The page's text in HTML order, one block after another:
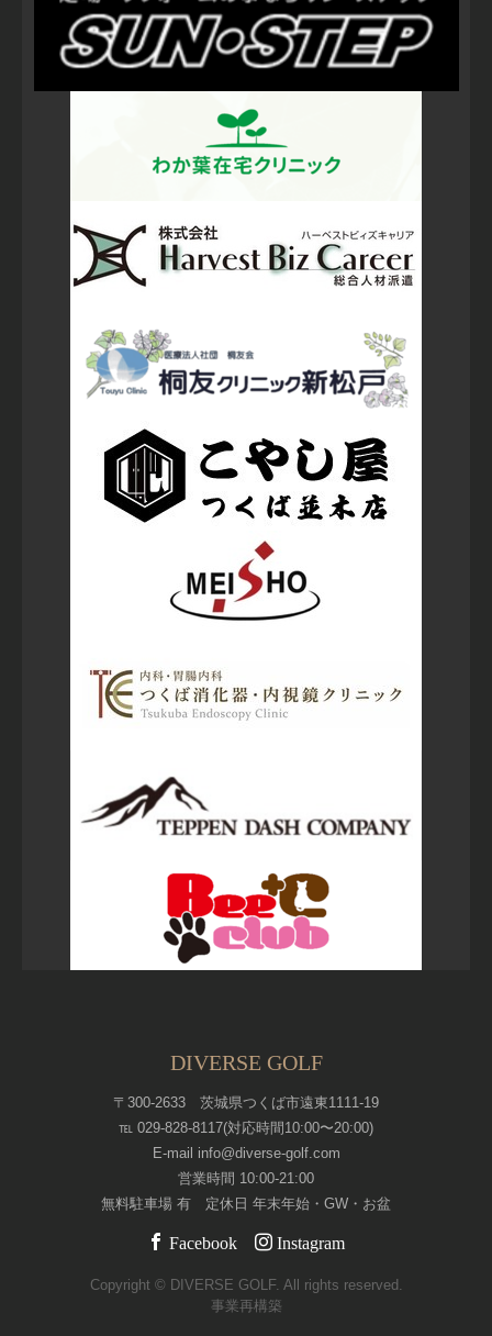
DIVERSE GOLF
〒300-2633 茨城県つくば市遠東1111-19
℡ 029-828-8117(対応時間10:00〜20:00)
E-mail info@diverse-golf.com
営業時間 10:00-21:00
無料駐車場 有 定休日 年末年始・GW・お盆
Facebook Instagram
Copyright © DIVERSE GOLF. All rights reserved.
事業再構築